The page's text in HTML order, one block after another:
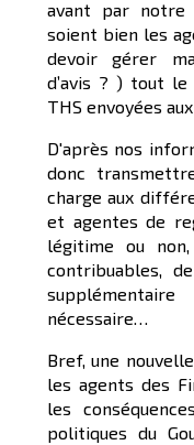
avant par notre
soient bien les
devoir gérer
d’avis ? ) tout le
THS envoyées
D'après nos
donc
charge aux
et agentes de
légitime ou
contribuables,
nécessaire…
Bref, une
les agents des
les
politiques du